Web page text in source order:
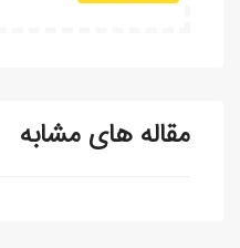
مقاله های مشابه